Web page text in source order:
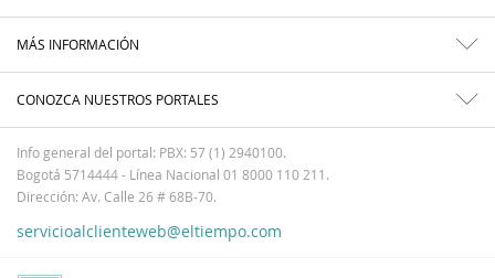
MÁS INFORMACIÓN
CONOZCA NUESTROS PORTALES
Info general del portal: PBX: 57 (1) 2940100.
Bogotá 5714444 - Línea Nacional 01 8000 110 211.
Dirección: Av. Calle 26 # 68B-70.
servicioalclienteweb@eltiempo.com